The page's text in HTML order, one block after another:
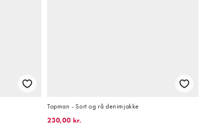
Topman - Sort og rå denimjakke
230,00 kr.